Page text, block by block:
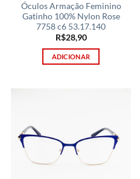
Óculos Armação Feminino
Gatinho 100% Nylon Rose
7758 c6 53.17.140
R$28,90
ADICIONAR